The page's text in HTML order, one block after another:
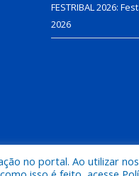
FESTRIBAL 2026:
2026
de Juruti.
no portal. Ao utilizar